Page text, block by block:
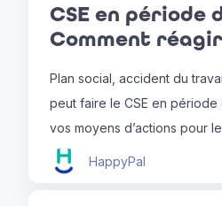
CSE en période
Comment
Plan social, accident du
peut faire le CSE en
vos moyens d’actions pour
HappyPal